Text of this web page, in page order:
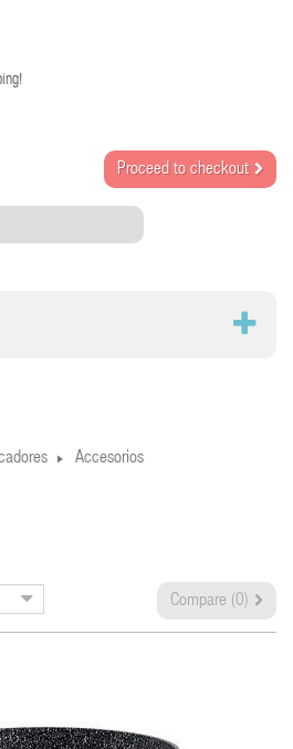
Proceed to checkout
Accesorios
Compare (0)